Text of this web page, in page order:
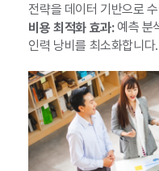
전략을 데이터 기반으로
비용 최적화 효과:예측 분
인력 낭비를 최소화합니다.